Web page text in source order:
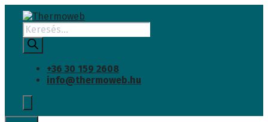
Kilépés
tartalomba
Products
search
+36 30 159 2608
info@thermoweb.hu
INGYENES SZÁLLÍTÁS